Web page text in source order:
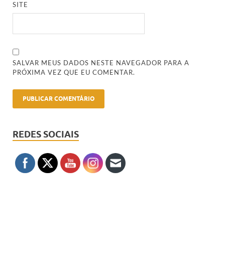
SITE
SALVAR MEUS DADOS NESTE NAVEGADOR PARA A
PRÓXIMA VEZ QUE EU COMENTAR.
REDES SOCIAIS